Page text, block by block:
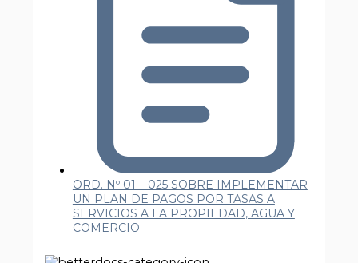
ORD. Nº 01 – 025 SOBRE IMPLEMENTAR
UN PLAN DE PAGOS POR TASAS A
SERVICIOS A LA PROPIEDAD, AGUA Y
COMERCIO